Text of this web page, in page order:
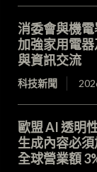
消委會與機
加強家用電
與資訊交流
科技新聞
歐盟 AI 透明
生成內容必
全球營業額